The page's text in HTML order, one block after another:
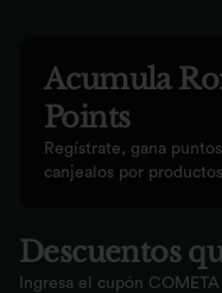
Acumula
Points
Regístrate, gana
canjealos por
Descuentos
Ingresa el cupón